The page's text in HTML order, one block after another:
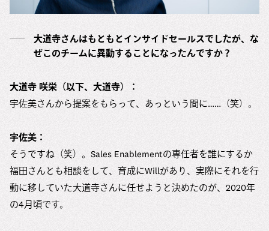
大道寺さんはもともとインサイドセールスでしたが、な
ぜこのチームに異動することになったんですか？
大道寺 咲栄（以下、大道寺）：
宇佐美さんから提案をもらって、あっという間に……（笑）。
宇佐美：
そうですね（笑）。Sales Enablementの専任者を誰にするか
福田さんとも相談をして、育成にWillがあり、実際にそれを行
動に移していた大道寺さんに任せようと決めたのが、2020年
の4月頃です。